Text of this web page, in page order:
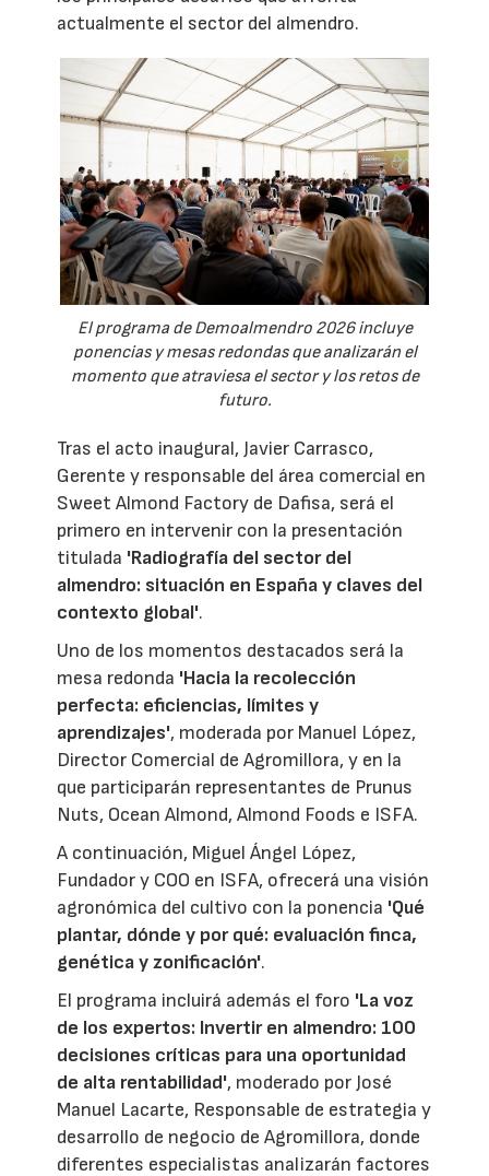
actualmente el sector del almendro.
El programa de Demoalmendro 2026 incluye
ponencias y mesas redondas que analizarán el
momento que atraviesa el sector y los retos de
futuro.
Tras el acto inaugural, Javier Carrasco,
Gerente y responsable del área comercial en
Sweet Almond Factory de Dafisa, será el
primero en intervenir con la presentación
titulada 'Radiografía del sector del
almendro: situación en España y claves del
contexto global'.
Uno de los momentos destacados será la
mesa redonda 'Hacia la recolección
perfecta: eficiencias, límites y
aprendizajes', moderada por Manuel López,
Director Comercial de Agromillora, y en la
que participarán representantes de Prunus
Nuts, Ocean Almond, Almond Foods e ISFA.
A continuación, Miguel Ángel López,
Fundador y COO en ISFA, ofrecerá una visión
agronómica del cultivo con la ponencia 'Qué
plantar, dónde y por qué: evaluación finca,
genética y zonificación'.
El programa incluirá además el foro 'La voz
de los expertos: Invertir en almendro: 100
decisiones críticas para una oportunidad
de alta rentabilidad', moderado por José
Manuel Lacarte, Responsable de estrategia y
desarrollo de negocio de Agromillora, donde
diferentes especialistas analizarán factores